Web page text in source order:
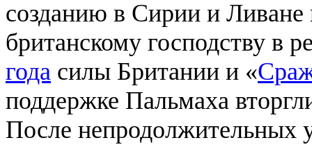
созданию в Сирии и
британскому господству в
года силы Британии и «
поддержке Пальмаха
После непродолжительных